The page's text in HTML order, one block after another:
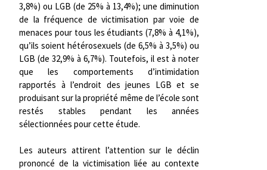
3,8%) ou LGB (de 25% à 13,4%); une diminution
de la fréquence de victimisation par voie de
menaces pour tous les étudiants (7,8% à 4,1%),
qu’ils soient hétérosexuels (de 6,5% à 3,5%) ou
LGB (de 32,9% à 6,7%). Toutefois, il est à noter
que les comportements d’intimidation
rapportés à l’endroit des jeunes LGB et se
produisant sur la propriété même de l’école sont
restés stables pendant les années
sélectionnées pour cette étude.
Les auteurs attirent l’attention sur le déclin
prononcé de la victimisation liée au contexte